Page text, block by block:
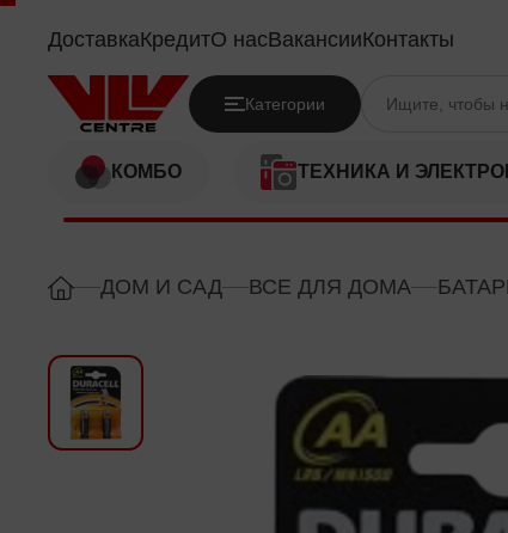
DURACELL 2A BASIC K+2
ДоставкаКредитО насВакансииКонтакты
Категории
КОМБО ТЕХНИКА И
ДОМ И САД ВСЕ ДЛЯ ДОМА